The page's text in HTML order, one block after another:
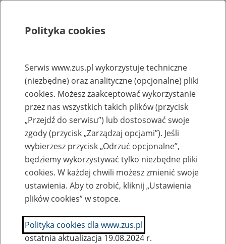
Rejestry, ewidencje i archiwa
Baza zlikwidowanych lub
przekształconych zakładów pracy
Nazwa zakładu pracy:
SZUKAJ
Polityka cookies
Serwis www.zus.pl wykorzystuje techniczne
(niezbędne) oraz analityczne (opcjonalne) pliki
cookies. Możesz zaakceptować wykorzystanie
przez nas wszystkich takich plików (przycisk
„Przejdź do serwisu”) lub dostosować swoje
zgody (przycisk „Zarządzaj opcjami”). Jeśli
wybierzesz przycisk „Odrzuć opcjonalne”,
będziemy wykorzystywać tylko niezbędne pliki
cookies. W każdej chwili możesz zmienić swoje
ustawienia. Aby to zrobić, kliknij „Ustawienia
plików cookies” w stopce.
Polityka cookies dla www.zus.pl
ostatnia aktualizacja 19.08.2024 r.